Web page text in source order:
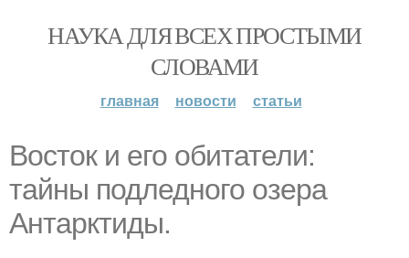
НАУКА ДЛЯ ВСЕХ ПРОСТЫМИ
СЛОВАМИ
главная новости статьи
Восток и его обитатели:
тайны подледного озера
Антарктиды.